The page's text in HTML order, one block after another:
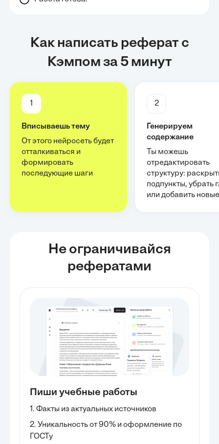
Как написать реферат с
Кэмпом за 5 минут
1
Вписываешь тему
От этого нейросеть будет
отталкиваться и
формировать
последующие шаги
2
Генерируем
содержание
Ты можешь
отредактировать
структуру:
подпункты, убрать
или добавить новые
Не ограничивайся
рефератами
Пиши учебные работы
1. Факты из актуальных источников
2. Уникальность от 90% и оформление по
ГОСТу